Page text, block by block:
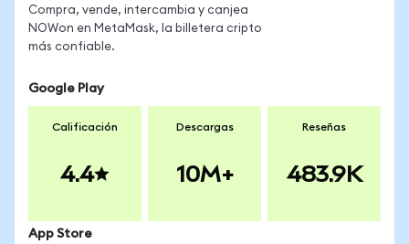
Compra, vende, intercambia y canjea
NOWon en MetaMask, la billetera cripto
más confiable.
Google Play
Calificación
4.4
Descargas
10M+
Reseñas
483.9K
App Store